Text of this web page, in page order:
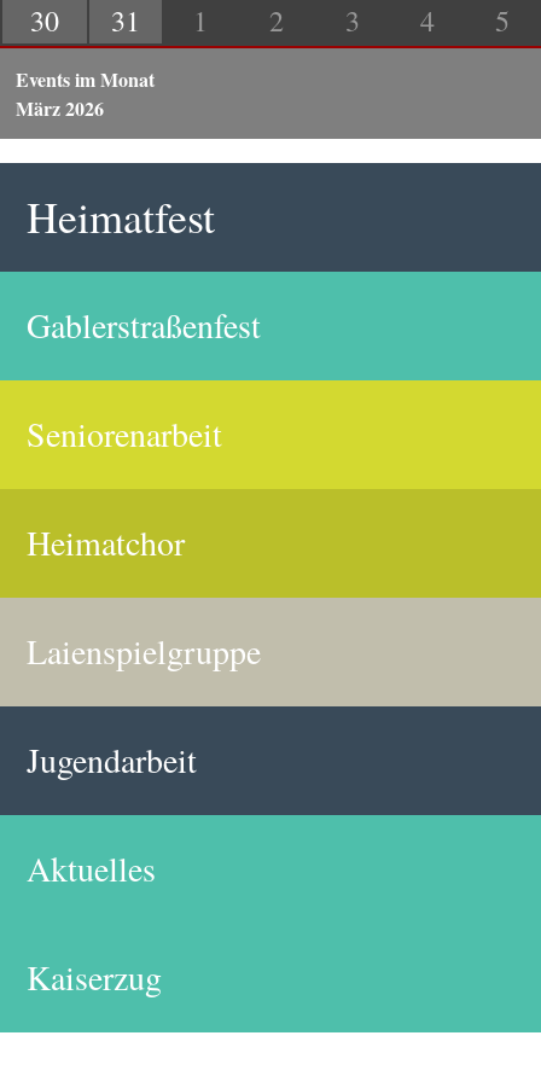
30
31 1 2 3 4 5
Events im Monat
März 2026
Heimatfest
Gablerstraßenfest
Seniorenarbeit
Heimatchor
Laienspielgruppe
Jugendarbeit
Aktuelles
Kaiserzug